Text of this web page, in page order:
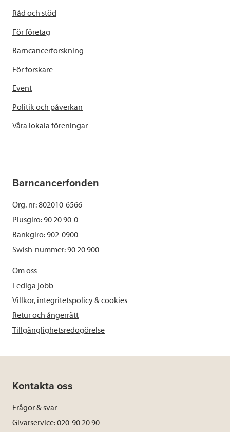
Råd och stöd
För företag
Barncancerforskning
För forskare
Event
Politik och påverkan
Våra lokala föreningar
Barncancerfonden
Org. nr: 802010-6566
Plusgiro: 90 20 90-0
Bankgiro: 902-0900
Swish-nummer:90 20 900
Om oss
Lediga jobb
Villkor, integritetspolicy & cookies
Retur och ångerrätt
Tillgänglighetsredogörelse
Kontakta oss
Frågor & svar
Givarservice: 020-90 20 90